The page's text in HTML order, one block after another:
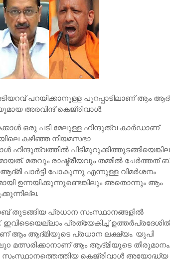
പറയിക്കാനുള്ള പുറപ്പാടിലാണ് ആം
അരവിന്ദ് കെജ്‌രിവാള്‍.
ഒരു പടി മേലുള്ള ഹിന്ദുത്വ കാര്‍ഡാണ്
കഴിഞ്ഞ നിയമസഭാ
മതവും രാഷ്ട്രീയവും തമ്മില്‍ ചേര്‍ത്തത്
പാര്‍ട്ടി പോകുന്നു എന്നുള്ള വിമര്‍ശനം
ഉന്നയിക്കുന്നുണ്ടെങ്കിലും അതൊന്നും ആം
തുടങ്ങിയ പ്രധാന സംസ്ഥാനങ്ങളില്‍
പ്രത്യേകിച്ച്‌
ആം ആദ്‌മിയുടെ പ്രധാന ലക്ഷ്യം. യുപി
മത്സരിക്കാനാണ് ആം ആദ്മിയുടെ തീരുമാനം.
സംസ്ഥാനത്തെത്തിയ കെജ്‌രിവാള്‍ അയോദ്ധ്യ